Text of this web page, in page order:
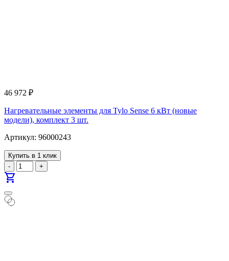
46 972 ₽
Нагревательные элементы для Tylo Sense 6 кВт (новые
модели), комплект 3 шт.
Артикул: 96000243
Купить в 1 клик
-
+
shopping_cart